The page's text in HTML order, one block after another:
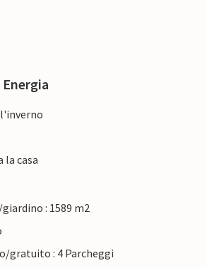
la casa
: 1589 m2
gratuito : 4 Parcheggi